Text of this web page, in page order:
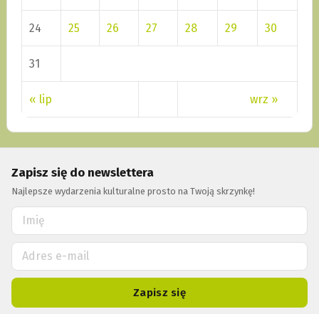
« lip wrz »
24 25 26 27 28 29 30
31
Zapisz się do newslettera
Najlepsze wydarzenia kulturalne prosto na Twoją skrzynkę!
Zapisz się